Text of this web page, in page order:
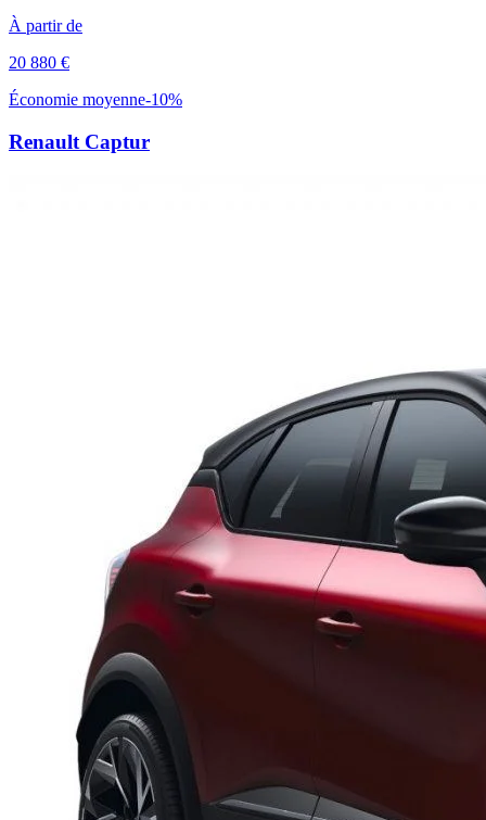
À partir de
20 880 €
Économie moyenne-10%
Renault Captur